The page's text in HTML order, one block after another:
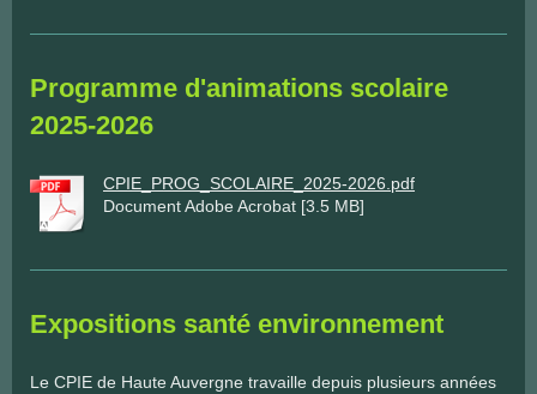
Programme d'animations scolaire
2025-2026
CPIE_PROG_SCOLAIRE_2025-2026.pdf
Document Adobe Acrobat [3.5 MB]
Expositions santé environnement
Le CPIE de Haute Auvergne travaille depuis plusieurs années